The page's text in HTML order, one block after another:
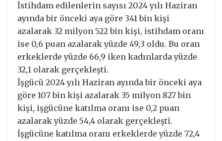
İstihdam edilenlerin sayısı 2024 yılı Haziran
ayında bir önceki aya göre 341 bin kişi
azalarak 32 milyon 522 bin kişi, istihdam oranı
ise 0,6 puan azalarak yüzde 49,3 oldu. Bu oran
erkeklerde yüzde 66,9 iken kadınlarda yüzde
32,1 olarak gerçekleşti.
İşgücü 2024 yılı Haziran ayında bir önceki aya
göre 107 bin kişi azalarak 35 milyon 827 bin
kişi, işgücüne katılma oranı ise 0,2 puan
azalarak yüzde 54,4 olarak gerçekleşti.
İşgücüne katılma oranı erkeklerde yüzde 72,4